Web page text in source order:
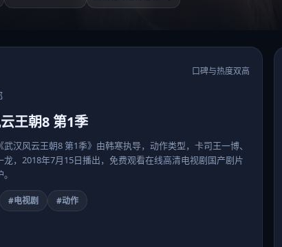
口碑与热度双高
王朝8 第1季
武汉风云王朝8 第1季》由韩寒执导，动作类型，卡司王一博、
龙，2018年7月15日播出，免费观看在线高清电视剧国产剧片
#电视剧 #动作